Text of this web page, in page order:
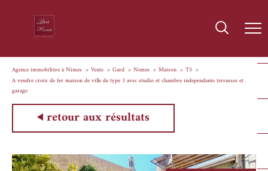
Agence immobilière à Nîmes Vente Gard Nimes Maison
T5
A vendre croix de fer maison de ville de type 3 avec studio et chambre independante terrasses et
garage
retour aux résultats